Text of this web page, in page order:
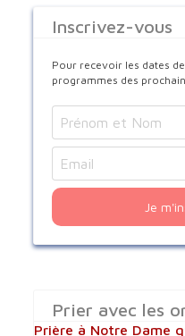
Inscrivez-vous
Pour recevoir les dates
programmes des
Je
Prier avec les
Prière à Notre Dame